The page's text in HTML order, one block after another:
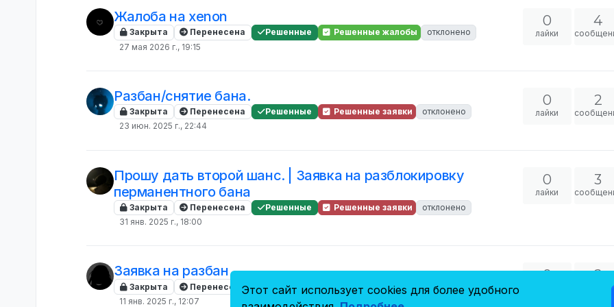
Жалоба на xenon
Закрыта Перенесена Решенные Решенные жалобы
отклонено
27 мая 2026 г., 19:15
0
лайки
4
Разбан/снятие бана.
Закрыта Перенесена Решенные Решенные заявки
отклонено
23 июн. 2025 г., 22:44
0
лайки
2
Прошу дать второй шанс. | Заявка на разблокировку
перманентного бана
Закрыта Перенесена Решенные Решенные заявки
отклонено
31 янв. 2025 г., 18:00
0
лайки
3
Заявка на разбан
Закрыта Перенесена Решенные Решенные заявки
отклонено
11 янв. 2025 г., 12:07
0 2
Этот сайт использует cookies для более удобного